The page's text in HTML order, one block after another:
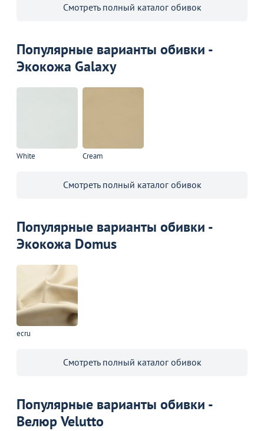
Смотреть полный каталог обивок
Популярные варианты обивки -
Экокожа Galaxy
White Cream
Смотреть полный каталог обивок
Популярные варианты обивки -
Экокожа Domus
ecru
Смотреть полный каталог обивок
Популярные варианты обивки -
Велюр Velutto